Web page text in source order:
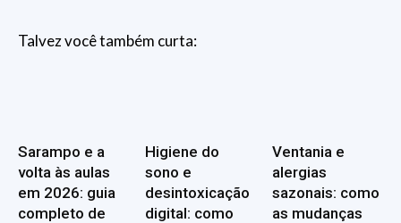
Talvez você também curta:
Sarampo e a
volta às aulas
em 2026: guia
completo de
Higiene do
sono e
desintoxicação
digital: como
Ventania e
alergias
sazonais: como
as mudanças